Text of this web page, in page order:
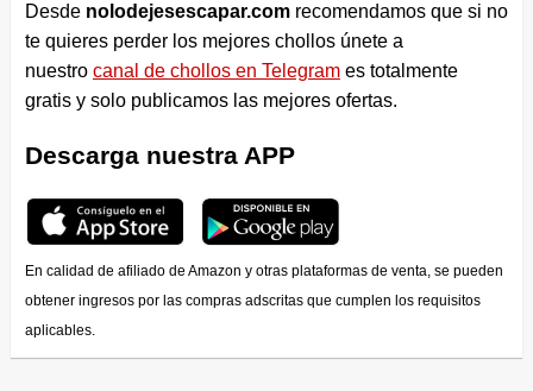
Desde nolodejesescapar.comrecomendamos que si no
te quieres perder los mejores chollos únete a
nuestro canal de chollos en Telegrames totalmente
gratis y solo publicamos las mejores ofertas.
Descarga nuestra APP
En calidad de afiliado de Amazon y otras plataformas de venta, se pueden
obtener ingresos por las compras adscritas que cumplen los requisitos
aplicables.